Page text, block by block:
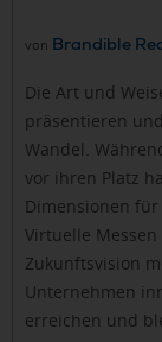
von Brandible
Die Art und
präsentieren
Wandel.
vor ihren Platz
Dimensionen
Virtuelle
Zukunftsvision
Unternehmen
erreichen und